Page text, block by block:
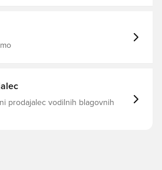
prodajalec vodilnih blagovnih